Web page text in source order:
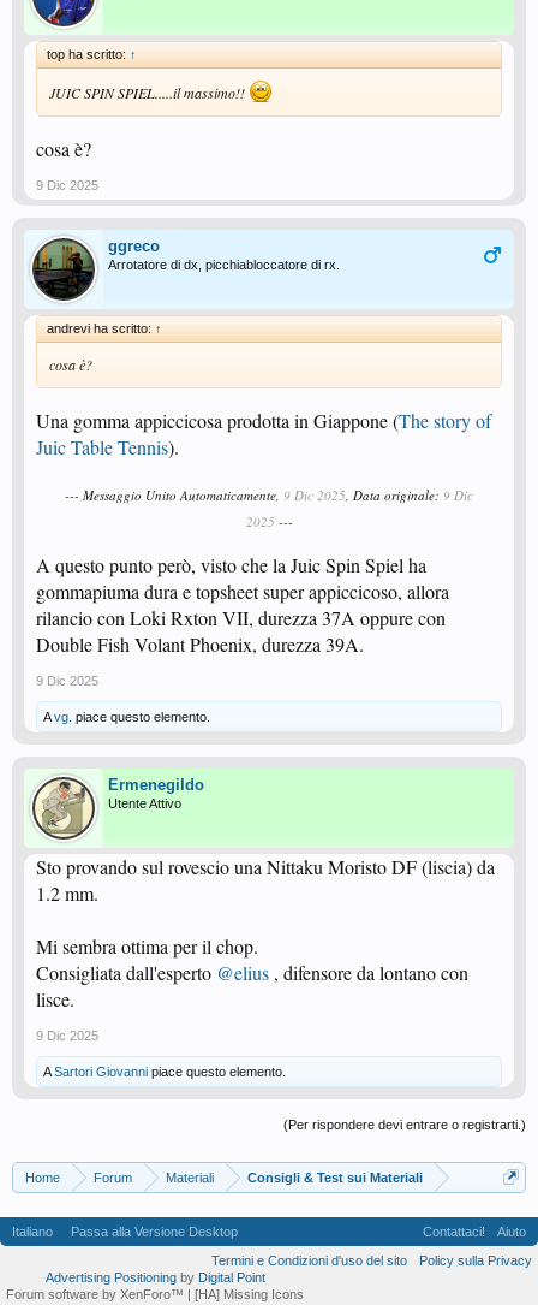
top ha scritto: ↑
JUIC SPIN SPIEL.....il massimo!!
cosa è?
9 Dic 2025
ggreco
Arrotatore di dx, picchiabloccatore di rx.
andrevi ha scritto: ↑
cosa è?
Una gomma appiccicosa prodotta in Giappone (The story of
Juic Table Tennis).
--- Messaggio Unito Automaticamente, 9 Dic 2025, Data originale: 9 Dic
2025 ---
A questo punto però, visto che la Juic Spin Spiel ha
gommapiuma dura e topsheet super appiccicoso, allora
rilancio con Loki Rxton VII, durezza 37A oppure con
Double Fish Volant Phoenix, durezza 39A.
9 Dic 2025
Avg. piace questo elemento.
Ermenegildo
Utente Attivo
Sto provando sul rovescio una Nittaku Moristo DF (liscia) da
1.2 mm.
Mi sembra ottima per il chop.
Consigliata dall'esperto @elius , difensore da lontano con
lisce.
9 Dic 2025
ASartori Giovanni piace questo elemento.
(Per rispondere devi entrare o registrarti.)
Home Forum Materiali Consigli & Test sui Materiali
Italiano Passa alla Versione Desktop Contattaci!
Aiuto
Termini e Condizioni d'uso del sito
Policy sulla Privacy
Advertising Positioningby Digital Point
Forum software by XenForo™ | [HA] Missing Icons